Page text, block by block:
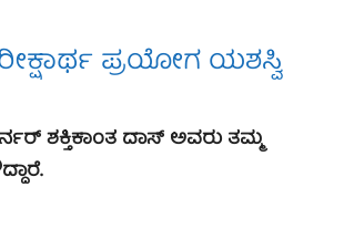
ಪ್ರಯೋಗ ಯಶಸ್ವಿ
ಶಕ್ತಿಕಾಂತ ದಾಸ್ ಅವರು ತಮ್ಮ